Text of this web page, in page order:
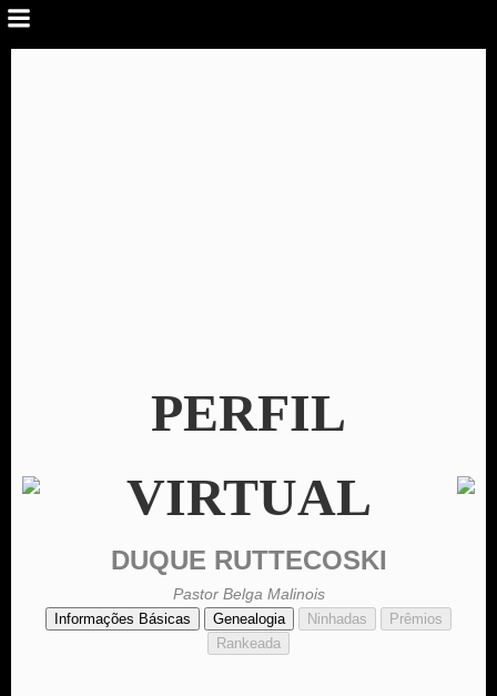
PERFIL
VIRTUAL
DUQUE RUTTECOSKI
Pastor Belga Malinois
Informações Básicas Genealogia Ninhadas
Prêmios
Rankeada